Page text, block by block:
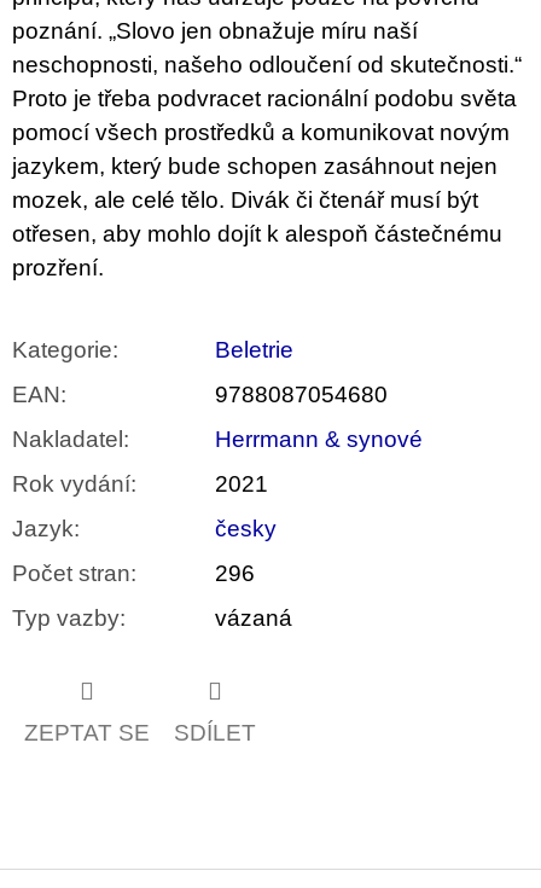
poznání. „Slovo jen obnažuje míru naší
neschopnosti, našeho odloučení od skutečnosti.“
Proto je třeba podvracet racionální podobu světa
pomocí všech prostředků a komunikovat novým
jazykem, který bude schopen zasáhnout nejen
mozek, ale celé tělo. Divák či čtenář musí být
otřesen, aby mohlo dojít k alespoň částečnému
prozření.
Kategorie:
Beletrie
EAN:
9788087054680
Nakladatel :
Herrmann & synové
Rok vydání:
2021
Jazyk:
česky
Počet stran:
296
Typ vazby: vázaná
ZEPTAT SE SDÍLET